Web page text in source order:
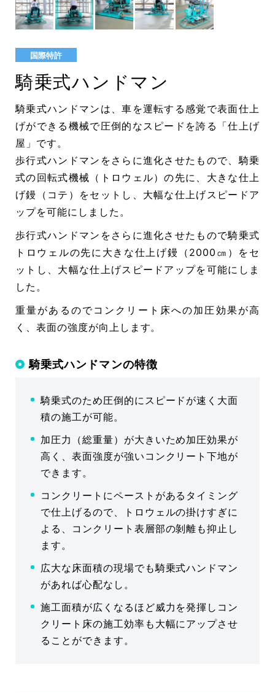
お問い合わせ
採用エントリー
092-928-3003
賛助会
プライバシーポリシー
国際特許
騎乗式ハンドマン
騎乗式ハンドマンは、車を運転する感覚で表面仕上
げができる機械で圧倒的なスピードを誇る「仕上げ
屋」です。
歩行式ハンドマンをさらに進化させたもので、騎乗
式の回転式機械（トロウェル）の先に、大きな仕上
げ鏝（コテ）をセットし、大幅な仕上げスピードア
ップを可能にしました。
歩行式ハンドマンをさらに進化させたもので騎乗式
トロウェルの先に大きな仕上げ鏝（2000㎝）をセ
ットし、大幅な仕上げスピードアップを可能にしま
した。
重量があるのでコンクリート床への加圧効果が高
く、表面の強度が向上します。
騎乗式ハンドマンの特徴
騎乗式のため圧倒的にスピードが速く大面
積の施工が可能。
加圧力（総重量）が大きいため加圧効果が
高く、表面強度が強いコンクリート下地が
できます。
コンクリートにペーストがあるタイミング
で仕上げるので、トロウェルの掛けすぎに
よる、コンクリート表層部の剝離も抑止し
ます。
広大な床面積の現場でも騎乗式ハンドマン
があれば心配なし。
施工面積が広くなるほど威力を発揮しコン
クリート床の施工効率も大幅にアップさせ
ることができます。